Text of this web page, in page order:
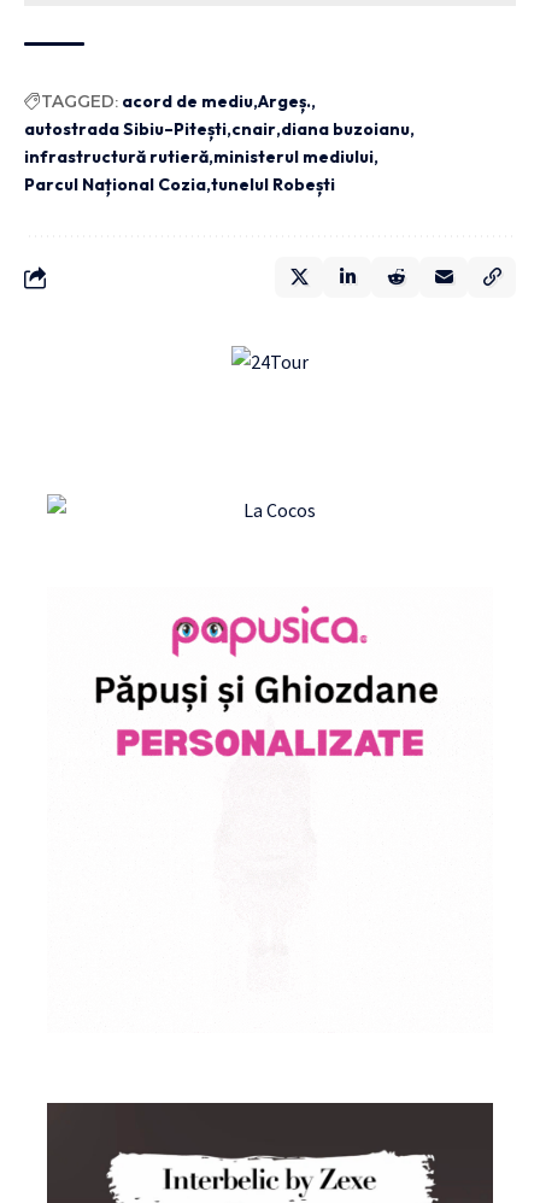
TAGGED: acord de mediu Argeș.
autostrada Sibiu–Pitești cnair diana buzoianu
infrastructură rutieră ministerul mediului
Parcul Național Cozia tunelul Robești